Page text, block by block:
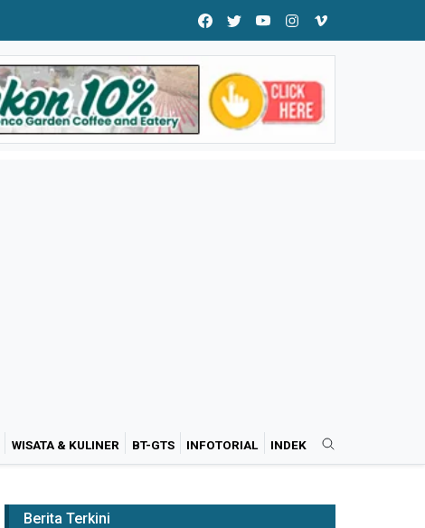
WISATA & KULINER BT-GTS INFOTORIAL INDEK
Berita Terkini